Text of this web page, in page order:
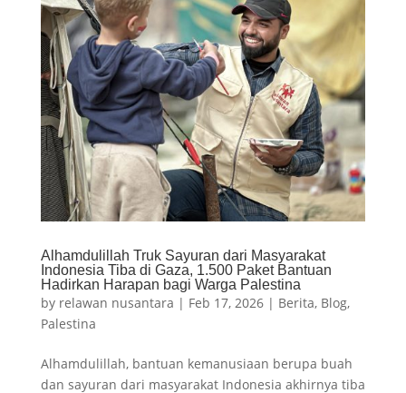
Alhamdulillah Truk Sayuran dari Masyarakat
Indonesia Tiba di Gaza, 1.500 Paket Bantuan
Hadirkan Harapan bagi Warga Palestina
by relawan nusantara | Feb 17, 2026| Berita, Blog,
Palestina
Alhamdulillah, bantuan kemanusiaan berupa buah
dan sayuran dari masyarakat Indonesia akhirnya tiba